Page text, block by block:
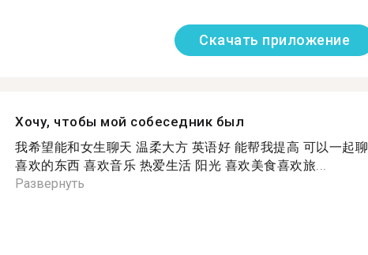
Скачать приложение
Хочу, чтобы мой собеседник был
我希望能和女生聊天 温柔大方 英语好 能帮我提高 可以一起聊
喜欢的东西 喜欢音乐 热爱生活 阳光 喜欢美食喜欢旅...
Развернуть